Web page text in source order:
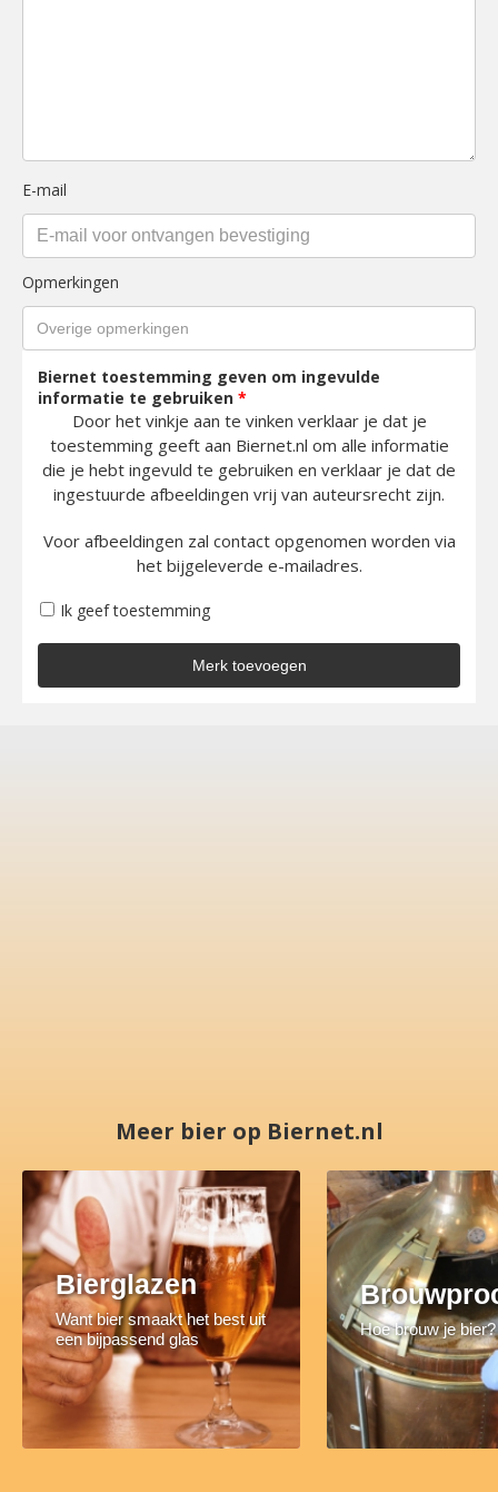
E-mail
Opmerkingen
Biernet toestemming geven om ingevulde
informatie te gebruiken *
Door het vinkje aan te vinken verklaar je dat je
toestemming geeft aan Biernet.nl om alle informatie
die je hebt ingevuld te gebruiken en verklaar je dat de
ingestuurde afbeeldingen vrij van auteursrecht zijn.
Voor afbeeldingen zal contact opgenomen worden via
het bijgeleverde e-mailadres.
Ik geef toestemming
Meer bier op Biernet.nl
Bierglazen
Want bier smaakt het best uit
een bijpassend glas
Hoe brouw je bier?